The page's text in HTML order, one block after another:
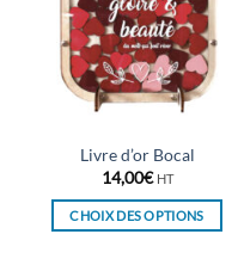
Livre d’or Bocal
14,00€ HT
CHOIX DES OPTIONS